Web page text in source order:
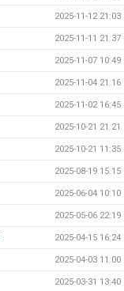
2025-11-12 21:03
2025-11-11 21:37
2025-11-07 10:49
2025-11-04 21:16
2025-11-02 16:45
2025-10-21 21:21
2025-10-21 11:35
2025-08-19 15:15
2025-06-04 10:10
2025-05-06 22:19
2025-04-15 16:24
2025-04-03 11:00
2025-03-31 13:40